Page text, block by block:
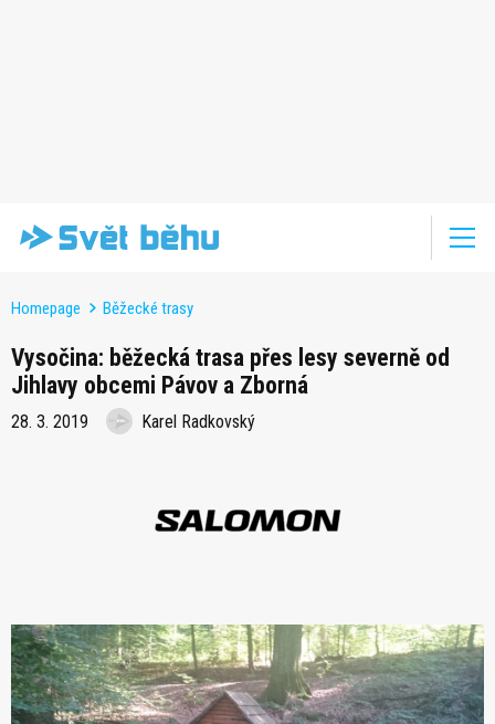
Homepage Běžecké trasy
Vysočina: běžecká trasa přes lesy severně od
Jihlavy obcemi Pávov a Zborná
28. 3. 2019 Karel Radkovský